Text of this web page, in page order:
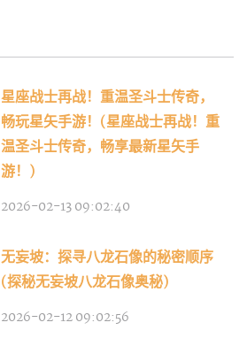
星座战士再战！重温圣斗士传奇，
畅玩星矢手游！(星座战士再战！重
温圣斗士传奇，畅享最新星矢手
游！)
2026-02-13 09:02:40
无妄坡：探寻八龙石像的秘密顺序
(探秘无妄坡八龙石像奥秘)
2026-02-12 09:02:56